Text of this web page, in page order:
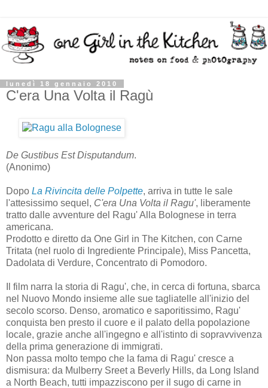
lunedì 18 gennaio 2010
C'era Una Volta il Ragù
De Gustibus Est Disputandum.
(Anonimo)
Dopo La Rivincita delle Polpette, arriva in tutte le sale
l'attesissimo sequel, C'era Una Volta il Ragu', liberamente
tratto dalle avventure del Ragu' Alla Bolognese in terra
americana.
Prodotto e diretto da One Girl in The Kitchen, con Carne
Tritata (nel ruolo di Ingrediente Principale), Miss Pancetta,
Dadolata di Verdure, Concentrato di Pomodoro.
Il film narra la storia di Ragu', che, in cerca di fortuna, sbarca
nel Nuovo Mondo insieme alle sue tagliatelle all'inizio del
secolo scorso. Denso, aromatico e saporitissimo, Ragu'
conquista ben presto il cuore e il palato della popolazione
locale, grazie anche all'ingegno e all'istinto di sopravvivenza
della prima generazione di immigrati.
Non passa molto tempo che la fama di Ragu' cresce a
dismisura: da Mulberry Sreet a Beverly Hills, da Long Island
a North Beach, tutti impazziscono per il sugo di carne in